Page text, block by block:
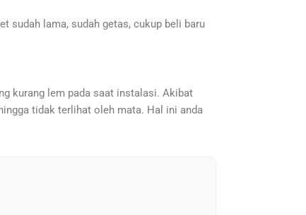
sudah lama, sudah getas, cukup beli baru
kurang lem pada saat instalasi. Akibat
tidak terlihat oleh mata. Hal ini anda